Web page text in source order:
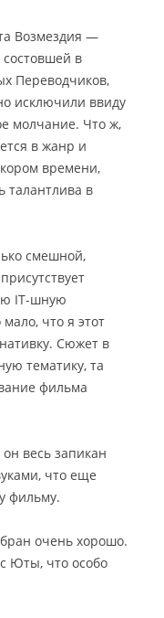
Возмездия —
состовшей в
Переводчиков,
исключили ввиду
молчание. Что ж,
в жанр и
времени,
талантлива в
смешной,
IT-шную
мало, что я этот
Сюжет в
тематику, та
фильма
весь запикан
что еще
фильму.
очень хорошо.
Юты, что особо